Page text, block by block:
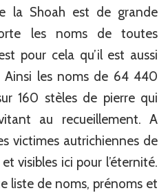
la Shoah est de grande
les noms de toutes
pour cela qu’il est aussi
Ainsi les noms de 64 440
160 stèles de pierre qui
au recueillement. A
victimes autrichiennes de
visibles ici pour l’éternité.
liste de noms, prénoms et